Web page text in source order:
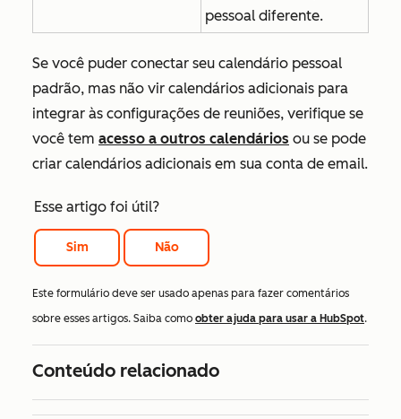
pessoal diferente.
Se você puder conectar seu calendário pessoal
padrão, mas não vir calendários adicionais para
integrar às configurações de reuniões, verifique se
você tem acesso a outros calendários ou se pode
criar calendários adicionais em sua conta de email.
Esse artigo foi útil?
Sim Não
Este formulário deve ser usado apenas para fazer comentários
sobre esses artigos. Saiba como obter ajuda para usar a HubSpot.
Conteúdo relacionado